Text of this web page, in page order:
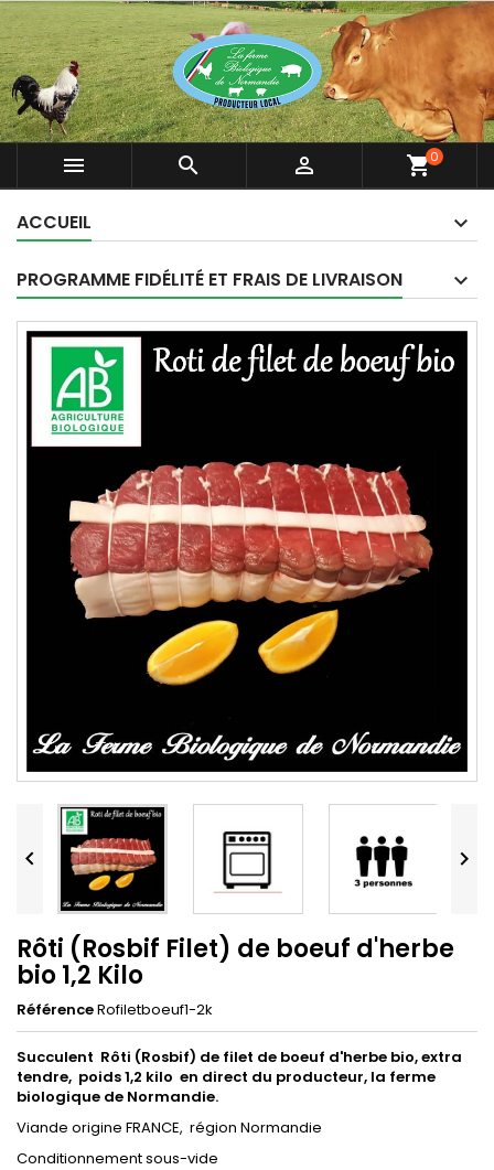
   shopping_cart0
ACCUEIL
PROGRAMME FIDÉLITÉ ET FRAIS DE LIVRAISON
 
Rôti (Rosbif Filet) de boeuf d'herbe
bio 1,2 Kilo
RéférenceRofiletboeuf1-2k
Succulent Rôti (Rosbif) de filet de boeuf d'herbe bio, extra
tendre, poids 1,2 kilo en direct du producteur, la ferme
biologique de Normandie.
Viande origine FRANCE, région Normandie
Conditionnement sous-vide